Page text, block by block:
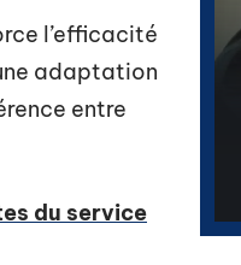
l’efficacité
adaptation
entre
du service